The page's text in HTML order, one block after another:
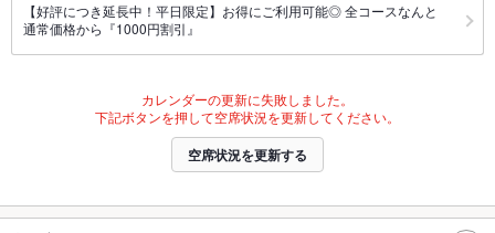
【好評につき延長中！平日限定】お得にご利用可能◎ 全コースなんと
通常価格から『1000円割引』
カレンダーの更新に失敗しました。
下記ボタンを押して空席状況を更新してください。
空席状況を更新する